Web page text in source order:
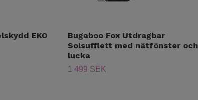
EKO
Bugaboo Fox Utdragbar
Solsufflett med nätfönster och
lucka
1 499 SEK